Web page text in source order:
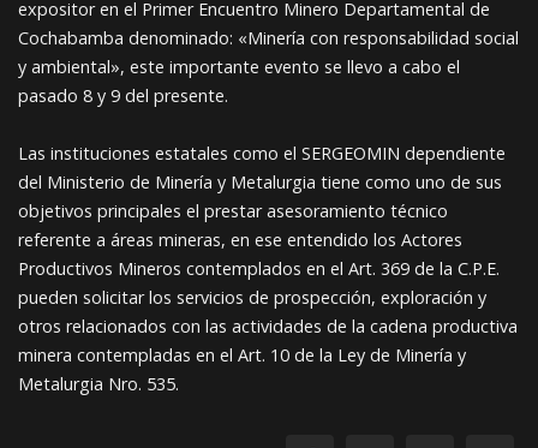
expositor en el Primer Encuentro Minero Departamental de
Cochabamba denominado: «Minería con responsabilidad social
y ambiental», este importante evento se llevo a cabo el
pasado 8 y 9 del presente.
Las instituciones estatales como el SERGEOMIN dependiente
del Ministerio de Minería y Metalurgia tiene como uno de sus
objetivos principales el prestar asesoramiento técnico
referente a áreas mineras, en ese entendido los Actores
Productivos Mineros contemplados en el Art. 369 de la C.P.E.
pueden solicitar los servicios de prospección, exploración y
otros relacionados con las actividades de la cadena productiva
minera contempladas en el Art. 10 de la Ley de Minería y
Metalurgia Nro. 535.